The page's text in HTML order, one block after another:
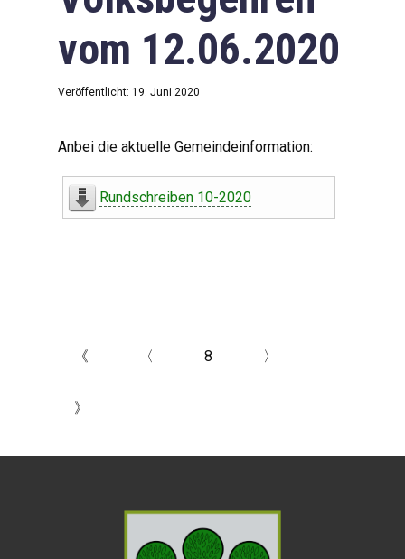
vom 12.06.2020
Veröffentlicht: 19. Juni 2020
Anbei die aktuelle Gemeindeinformation:
Rundschreiben 10-2020
《 〈 8 〉
》